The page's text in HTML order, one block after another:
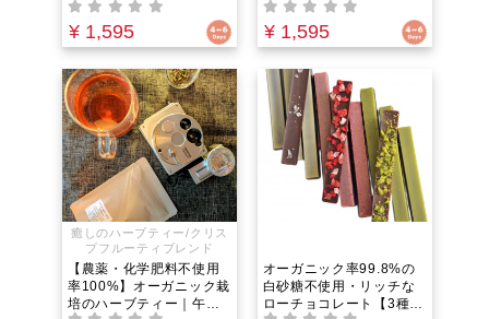
どんよりしただるさを吹
き飛ばす！朝の覚醒・ス
パイシーブレンド｜フェ
脳をクリアにし午前中の
集中力低下を防ぐ 8包入
¥ 1,595
の糖質リセットに。スイ
ートブレンド｜シュガー
フリーなのにステビアの
ーリーバジルが自律神経
を整え食欲を鎮める 8包
入り
¥ 1,595
癒しのハーブティー/クリス
プフルーティブレンド
【農薬・化学肥料不使用
率100%】オーガニック栽
培のハーブティー｜午後
オーガニック率99.8%の
白砂糖不使用・リッチな
ローチョコレート【3種の